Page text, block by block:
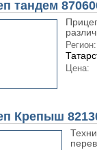
тандем
Регион:
Цена:
Крепыш